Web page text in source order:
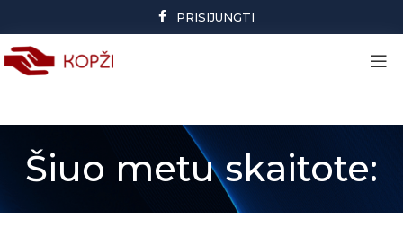
PRISIJUNGTI
Šiuo metu skaitote: